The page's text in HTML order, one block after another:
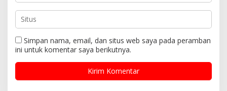
Simpan nama, email, dan situs web saya pada peramban
ini untuk komentar saya berikutnya.